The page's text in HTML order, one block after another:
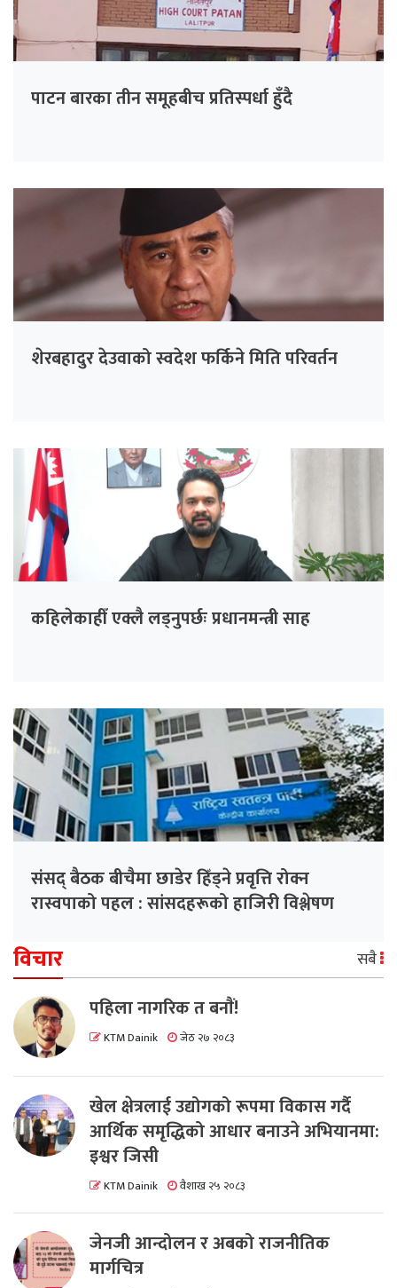
पाटन बारका तीन समूहबीच प्रतिस्पर्धा हुँदै
शेरबहादुर देउवाको स्वदेश फर्किने मिति परिवर्तन
कहिलेकाहीँ एक्लै लड्नुपर्छः प्रधानमन्त्री साह
संसद् बैठक बीचैमा छाडेर हिँड्ने प्रवृत्ति रोक्न
रास्वपाको पहल : सांसदहरूको हाजिरी विश्लेषण
विचार सबै
पहिला नागरिक त बनाैं!
KTM Dainik जेठ २७ २०८३
खेल क्षेत्रलाई उद्योगको रूपमा विकास गर्दै
आर्थिक समृद्धिको आधार बनाउने अभियानमा:
इश्वर जिसी
KTM Dainik वैशाख २५ २०८३
जेनजी आन्दोलन र अबको राजनीतिक
मार्गचित्र